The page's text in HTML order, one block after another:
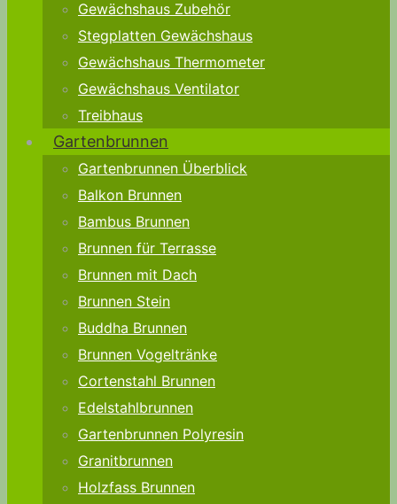
Gewächshaus Zubehör
Stegplatten Gewächshaus
Gewächshaus Thermometer
Gewächshaus Ventilator
Treibhaus
Gartenbrunnen
Gartenbrunnen Überblick
Balkon Brunnen
Bambus Brunnen
Brunnen für Terrasse
Brunnen mit Dach
Brunnen Stein
Buddha Brunnen
Brunnen Vogeltränke
Cortenstahl Brunnen
Edelstahlbrunnen
Gartenbrunnen Polyresin
Granitbrunnen
Holzfass Brunnen